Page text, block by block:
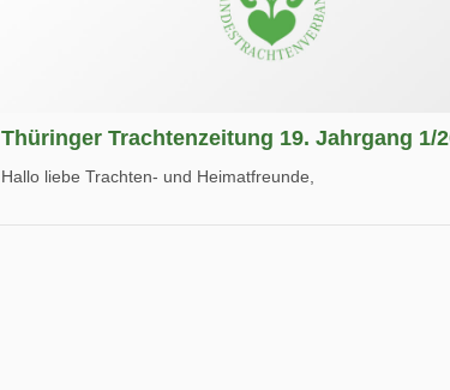
Thüringer Trachtenzeitung 19. Jahrgang 1/
Hallo liebe Trachten- und Heimatfreunde,